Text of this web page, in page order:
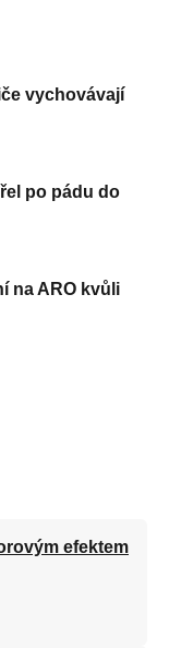
vychovávají
po pádu do
na ARO kvůli
efektem